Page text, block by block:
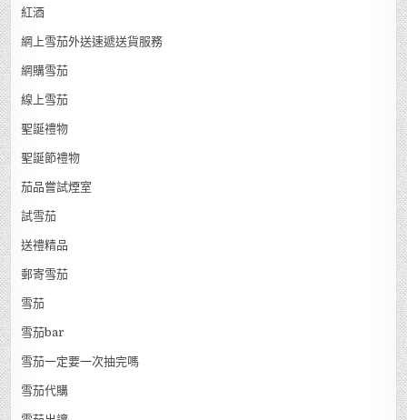
未分類
為什麼雪茄不能吸進去
煙灰缸 Cigar Ashtrays
煙絲
科伊巴
科伊巴雪茄
紅酒
網上雪茄外送速遞送貨服務
網購雪茄
線上雪茄
聖誕禮物
聖誕節禮物
茄品嘗試煙室
試雪茄